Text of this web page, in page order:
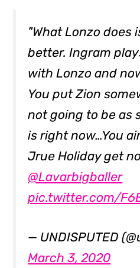
"What Lonzo does
better. Ingram
with Lonzo and
You put Zion
not going to be as
is right now…You
Jrue Holiday get
@Lavarbigballer
pic.twitter.com/
— UNDISPUTED
March 3, 2020